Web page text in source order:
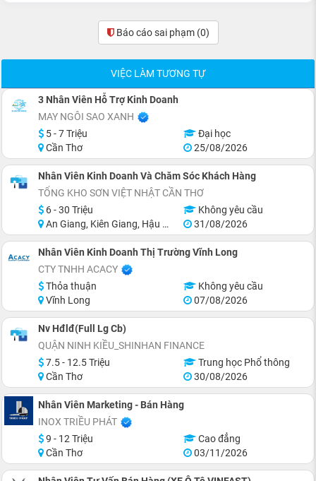
Báo cáo sai phạm (0)
VIỆC LÀM TƯƠNG TỰ
3 Nhân Viên Hỗ Trợ Kinh Doanh
MAY NGÔI SAO XANH
5 - 7 Triệu
Đại học
Cần Thơ
25/08/2026
Nhân Viên Kinh Doanh Và Chăm Sóc Khách Hàng
TỔNG KHO SƠN VIỆT NHẬT CẦN THƠ
6 - 30 Triệu
Không yêu cầu
An Giang, Kiên Giang, Hậu Giang, Sóc Trăng, Bạc Liêu, Cà Mau
31/08/2026
Nhân Viên Kinh Doanh Thị Trường Vĩnh Long
CTY TNHH ACACY
Thỏa thuận
Không yêu cầu
Vĩnh Long
07/08/2026
Nv Hđlđ(Full Lg Cb)
QUẬN NINH KIỀU_SHINHAN FINANCE
7.5 - 12.5 Triệu
Trung học Phổ thông
Cần Thơ
30/08/2026
Nhân Viên Marketing - Bán Hàng
INOX TRIỀU PHÁT
9 - 12 Triệu
Cao đẳng
Cần Thơ
03/11/2026